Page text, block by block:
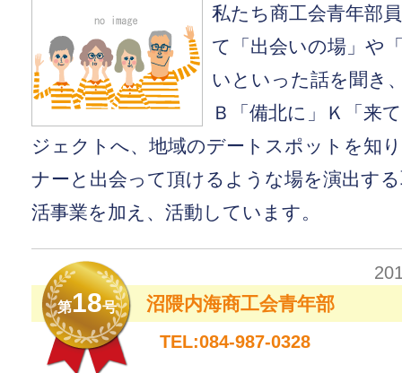
私たち商工会青年部
て「出会いの場」や
いといった話を聞き
Ｂ「備北に」Ｋ「来
ジェクトへ、地域のデートスポットを知
ナーと出会って頂けるような場を演出す
活事業を加え、活動しています。
第18号 沼隈内海商工会青年部
TEL:084-987-0328